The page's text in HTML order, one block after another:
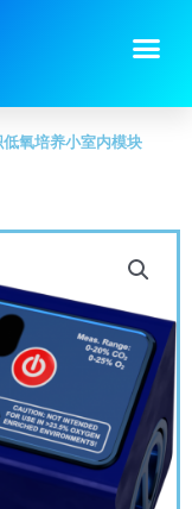
氧培养小室内模块